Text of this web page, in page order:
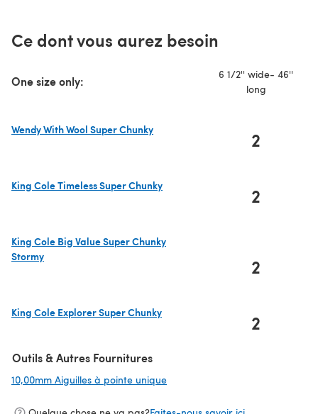
Ce dont vous aurez besoin
One size only:
6 1/2'' wide- 46''
long
Wendy With Wool Super Chunky
2
King Cole Timeless Super Chunky
2
King Cole Big Value Super Chunky
Stormy
2
King Cole Explorer Super Chunky
2
Outils & Autres Fournitures
10,00mm Aiguilles à pointe unique